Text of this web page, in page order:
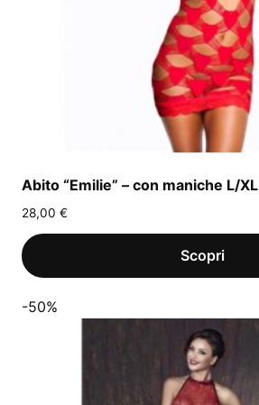
Abito “Emilie” – con maniche L/XL
28,00 €
-50%